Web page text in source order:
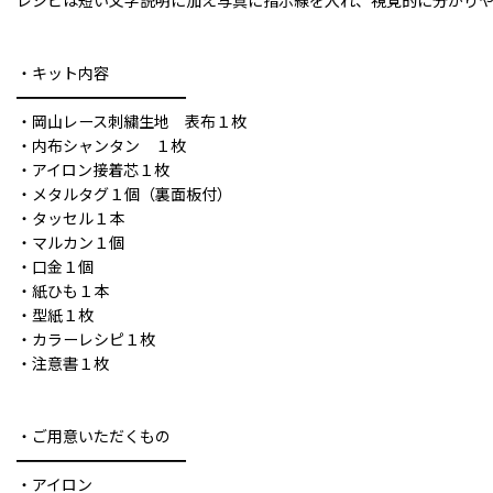
・キット内容
━━━━━━━━━━━
・岡山レース刺繍生地 表布１枚
・内布シャンタン １枚
・アイロン接着芯１枚
・メタルタグ１個（裏面板付）
・タッセル１本
・マルカン１個
・口金１個
・紙ひも１本
・型紙１枚
・カラーレシピ１枚
・注意書１枚
・ご用意いただくもの
━━━━━━━━━━━
・アイロン